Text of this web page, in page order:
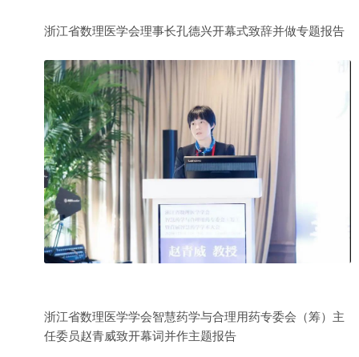
浙江省数理医学会理事长孔德兴开幕式致辞并做专题报告
浙江省数理医学学会智慧药学与合理用药专委会（筹）主
任委员赵青威致开幕词并作主题报告